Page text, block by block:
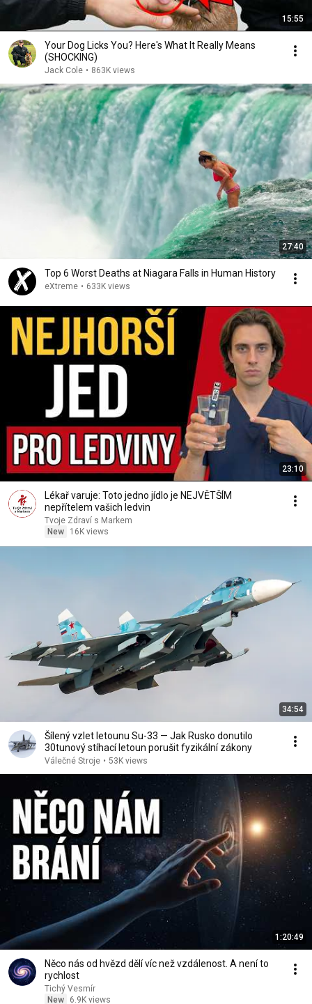
15:55
Your Dog Licks You? Here's What It Really Means
(SHOCKING)
Jack Cole • 863K views
27:40
Top 6 Worst Deaths at Niagara Falls in Human History
eXtreme • 633K views
23:10
Lékař varuje: Toto jedno jídlo je NEJVĚTŠÍM
nepřítelem vašich ledvin
Tvoje Zdraví s Markem
New
16K views
34:54
Šílený vzlet letounu Su-33 — Jak Rusko donutilo
30tunový stíhací letoun porušit fyzikální zákony
Válečné Stroje • 53K views
1:20:49
Něco nás od hvězd dělí víc než vzdálenost. A není to
rychlost
Tichý Vesmír
New
6.9K views